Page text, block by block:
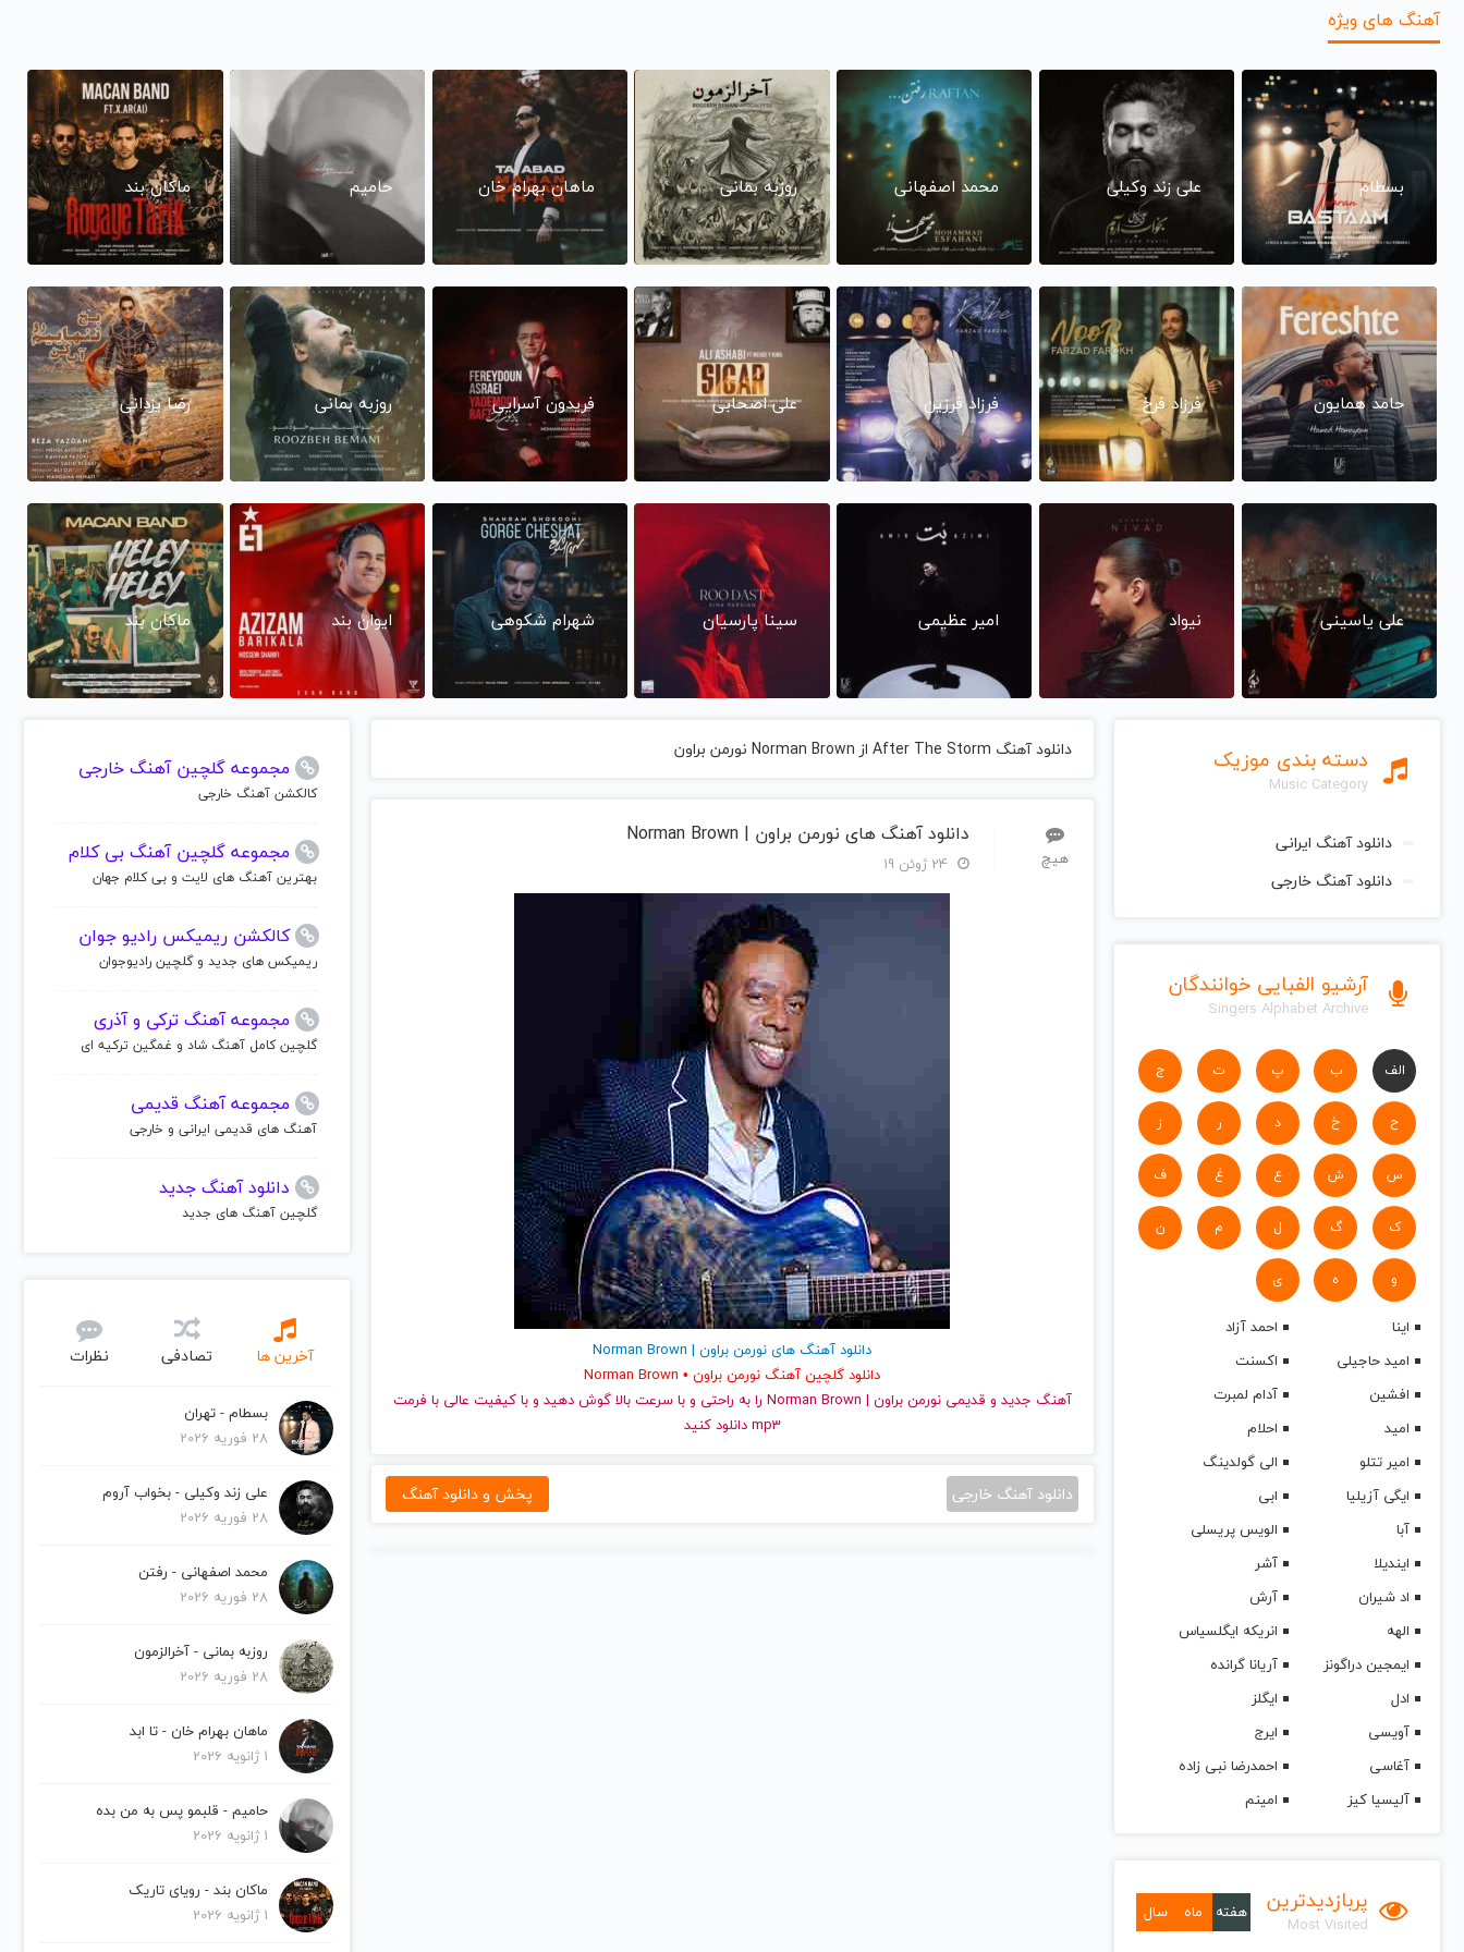
آهنگ های ویژه
بسطام علی زند وکیلی محمد اصفهانی روزبه بمانی ماهان بهرام خان حامیم ماکان بند
حامد همایون فرزاد فرخ فرزاد فرزین علی اصحابی فریدون آسرایی روزبه بمانی رضا یزدانی
علی یاسینی نیواد امیر عظیمی سینا پارسیان شهرام شکوهی ایوان بند ماکان بند
دسته بندی موزیک
Music Category
دانلود آهنگ ایرانی
دانلود آهنگ خارجی
آرشیو الفبایی خوانندگان
Singers Alphabet Archive
الف ب پ ت ج
ح خ د ر ز
س ش ع غ ف
ک گ ل م ن
و ه ی
اینا
احمد آزاد
امید حاجیلی
اکسنت
افشین
آدام لمبرت
امید
احلام
امیر تتلو
الی گولدینگ
ایگی آزیلیا
ابی
آبا
الویس پریسلی
ایندیلا
آشر
اد شیران
آرش
الهه
انریکه ایگلسیاس
ایمجین دراگونز
آریانا گرانده
ادل
ایگلز
آویسی
ایرج
آغاسی
احمدرضا نبی زاده
آلیسیا کیز
امینم
پربازدیدترین
Most Visited
هفته ماه سال
دانلود آهنگ After The Storm از Norman Brown نورمن براون
هیچ
دانلود آهنگ های نورمن براون | Norman Brown
دانلود آهنگ های نورمن براون | Norman Brown
دانلود گلچین آهنگ نورمن براون • Norman Brown
آهنگ جدید
و قدیمی نورمن براون | Norman Brown را به راحتی و با سرعت بالا گوش دهید و با کیفیت عالی با فرمت
mp3 دانلود کنید
دانلود آهنگ خارجی پخش و دانلود آهنگ
مجموعه گلچین آهنگ خارجی
کالکشن آهنگ خارجی
مجموعه گلچین آهنگ بی کلام
بهترین آهنگ های لایت و بی کلام جهان
کالکشن ریمیکس رادیو جوان
ریمیکس های جدید و گلچین رادیوجوان
مجموعه آهنگ ترکی و آذری
گلچین کامل آهنگ شاد و غمگین ترکیه ای
مجموعه آهنگ قدیمی
آهنگ های قدیمی ایرانی و خارجی
دانلود آهنگ جدید
گلچین آهنگ های جدید
آخرین ها تصادفی نظرات
بسطام - تهران
28 فوریه 2026
علی زند وکیلی - بخواب آروم
28 فوریه 2026
محمد اصفهانی - رفتن
28 فوریه 2026
روزبه بمانی - آخرالزمون
28 فوریه 2026
ماهان بهرام خان - تا ابد
1 ژانویه 2026
حامیم - قلبمو پس به من بده
1 ژانویه 2026
ماکان بند - رویای تاریک
1 ژانویه 2026